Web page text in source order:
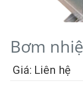
Bơm
Giá: Liên hệ